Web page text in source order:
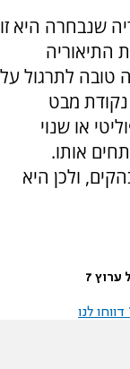
שנבחרה היא זו
התיאוריה
טובה לתרגול על
מבט
או שנוי
אותו.
ולכן היא
7
לנו